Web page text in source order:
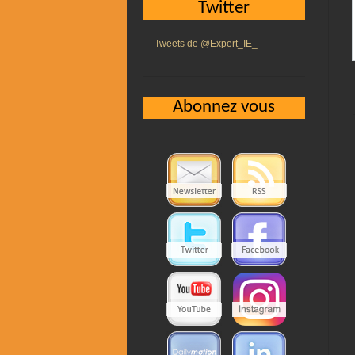
Twitter
Tweets de @Expert_IE_
Abonnez vous